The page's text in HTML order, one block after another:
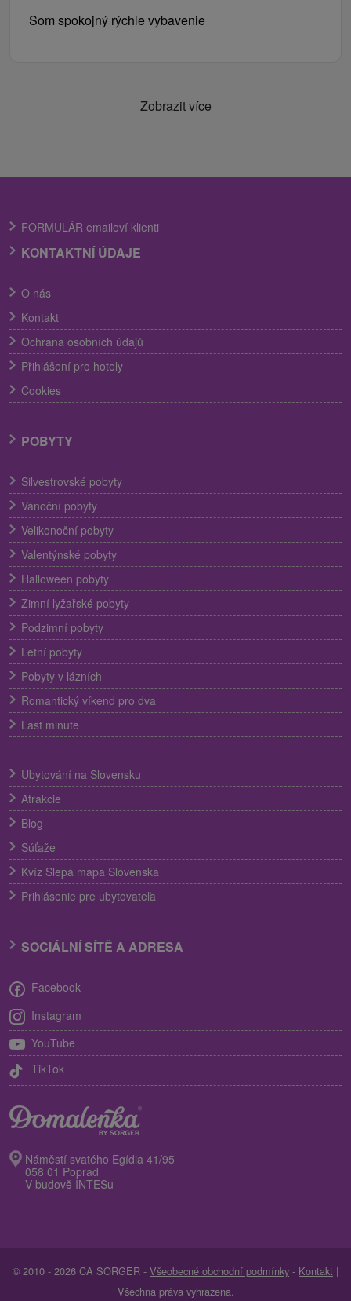
Som spokojný rýchle vybavenie
Zobrazit více
FORMULÁR emailoví klienti
KONTAKTNÍ ÚDAJE
O nás
Kontakt
Ochrana osobních údajů
Přihlášení pro hotely
Cookies
POBYTY
Silvestrovské pobyty
Vánoční pobyty
Velikonoční pobyty
Valentýnské pobyty
Halloween pobyty
Zimní lyžařské pobyty
Podzimní pobyty
Letní pobyty
Pobyty v lázních
Romantický víkend pro dva
Last minute
Ubytování na Slovensku
Atrakcie
Blog
Súťaže
Kvíz Slepá mapa Slovenska
Prihlásenie pre ubytovateľa
SOCIÁLNÍ SÍTĚ A ADRESA
Facebook
Instagram
YouTube
TikTok
Náměstí svatého Egídia 41/95
058 01 Poprad
V budově INTESu
© 2010 - 2026 CA SORGER - Všeobecné obchodní podmínky - Kontakt |
Všechna práva vyhrazena.